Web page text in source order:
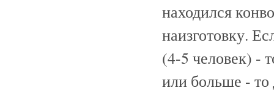
находился
наизготовку.
(4-5 человек) -
или больше - то